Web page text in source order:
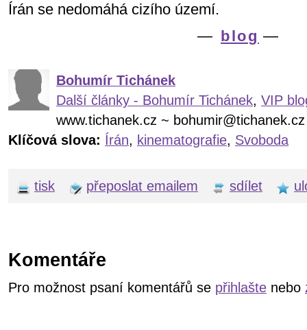
Írán se nedomáhá cizího území.
— blog —
Bohumír Tichánek
Další články - Bohumír Tichánek, VIP
www.tichanek.cz ~ bohumir@tichanek.cz
Klíčová slova: Írán, kinematografie, Svoboda
tisk přeposlat emailem sdílet
Komentáře
Pro možnost psaní komentářů se přihlašte nebo